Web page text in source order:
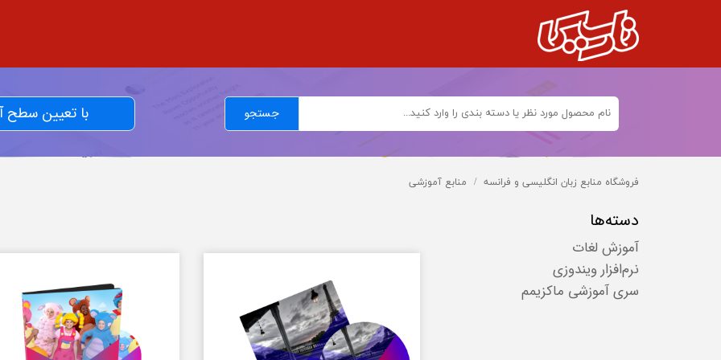
جستجو با تعیین سطح
فروشگاه منابع زبان انگلیسی و فرانسه منابع آموزشی
دسته‌ها
آموزش لغات
نرم‌افزار ویندوزی
سری آموزشی ماکزیمم